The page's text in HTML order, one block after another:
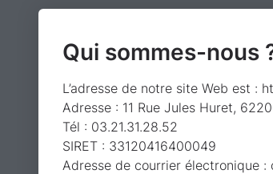
Qui sommes-nous
L’adresse de notre site Web est :
Adresse : 11 Rue Jules Huret,
Tél : 03.21.31.28.52
SIRET : 33120416400049
Adresse de courrier électronique